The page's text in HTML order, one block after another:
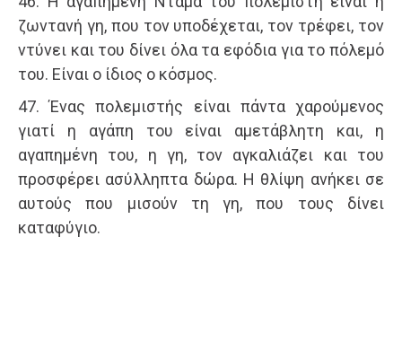
ζωντανή γη, που τον υποδέχεται, τον τρέφει, τον
ντύνει και του δίνει όλα τα εφόδια για το πόλεμό
του. Είναι ο ίδιος ο κόσμος.
47. Ένας πολεμιστής είναι πάντα χαρούμενος
γιατί η αγάπη του είναι αμετάβλητη και, η
αγαπημένη του, η γη, τον αγκαλιάζει και του
προσφέρει ασύλληπτα δώρα. Η θλίψη ανήκει σε
αυτούς που μισούν τη γη, που τους δίνει
καταφύγιο.